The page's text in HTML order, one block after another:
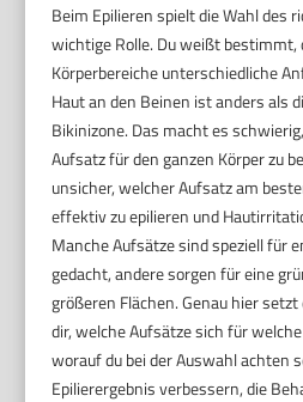
Beim Epilieren spielt die Wahl des
wichtige Rolle. Du weißt bestimmt,
Körperbereiche unterschiedliche
Haut an den Beinen ist anders als
Bikinizone. Das macht es
Aufsatz für den ganzen Körper zu
unsicher, welcher Aufsatz am
effektiv zu epilieren und
Manche Aufsätze sind speziell für
gedacht, andere sorgen für eine
größeren Flächen. Genau hier
dir, welche Aufsätze sich für
worauf du bei der Auswahl achten
Epilierergebnis verbessern, die